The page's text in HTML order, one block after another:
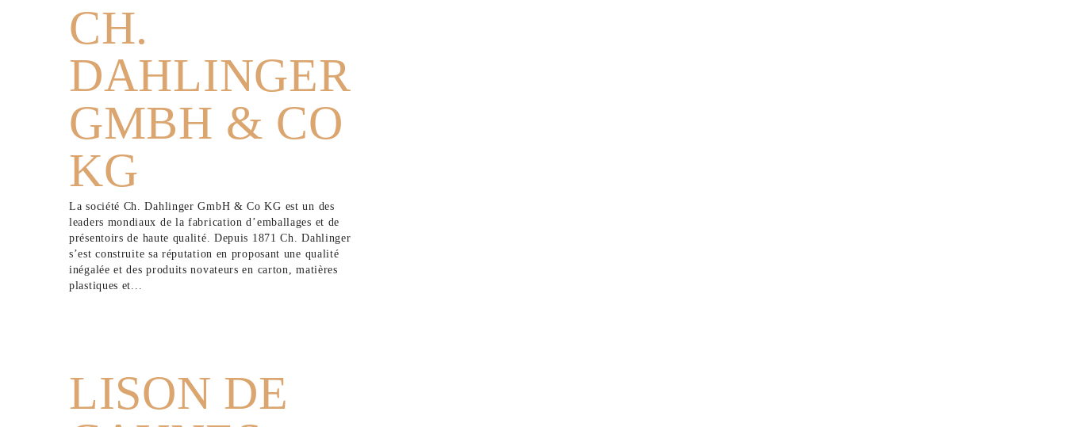
CH.
DAHLINGER
GMBH & CO
KG
La société Ch. Dahlinger GmbH & Co KG est un des
leaders mondiaux de la fabrication d’emballages et de
présentoirs de haute qualité. Depuis 1871 Ch. Dahlinger
s’est construite sa réputation en proposant une qualité
inégalée et des produits novateurs en carton, matières
plastiques et...
LISON DE